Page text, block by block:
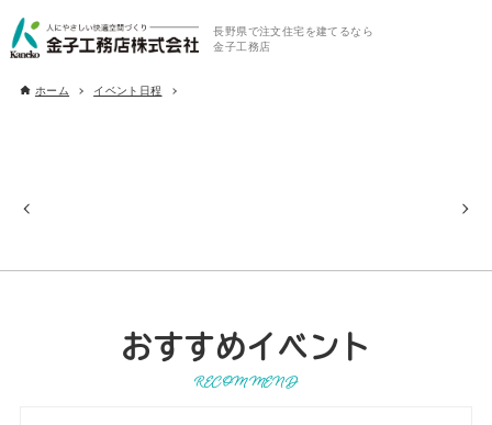
長野県で注文住宅を建てるなら
金子工務店
ホーム イベント日程
おすすめイベント
RECOMMEND